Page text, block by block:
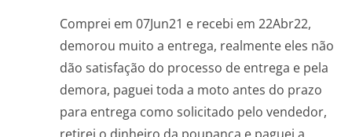
Comprei em 07Jun21 e recebi em 22Abr22,
demorou muito a entrega, realmente eles não
dão satisfação do processo de entrega e pela
demora, paguei toda a moto antes do prazo
para entrega como solicitado pelo vendedor,